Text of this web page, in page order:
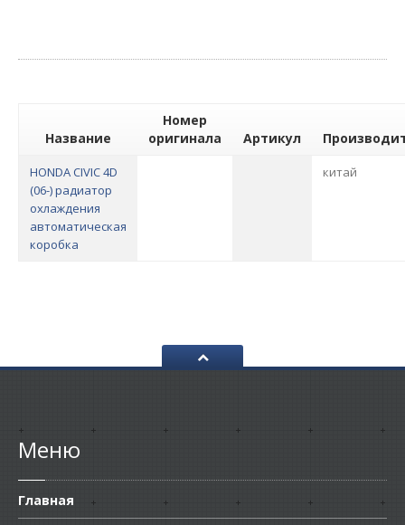
Название
Номер
оригинала
Артикул
HONDA CIVIC 4D
(06-) радиатор
охлаждения
автоматическая
коробка
китай
Меню
Главная